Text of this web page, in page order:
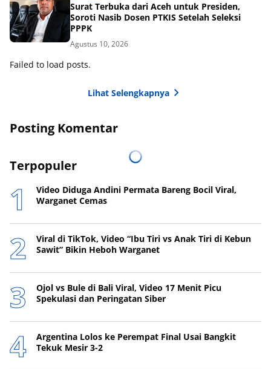
Surat Terbuka dari Aceh untuk Presiden,
Soroti Nasib Dosen PTKIS Setelah Seleksi
PPPK
Agustus 10, 2026
Failed to load posts.
Lihat Selengkapnya
Posting Komentar
Terpopuler
Video Diduga Andini Permata Bareng Bocil Viral,
Warganet Cemas
Viral di TikTok, Video “Ibu Tiri vs Anak Tiri di Kebun
Sawit” Bikin Heboh Warganet
Ojol vs Bule di Bali Viral, Video 17 Menit Picu
Spekulasi dan Peringatan Siber
Argentina Lolos ke Perempat Final Usai Bangkit
Tekuk Mesir 3-2